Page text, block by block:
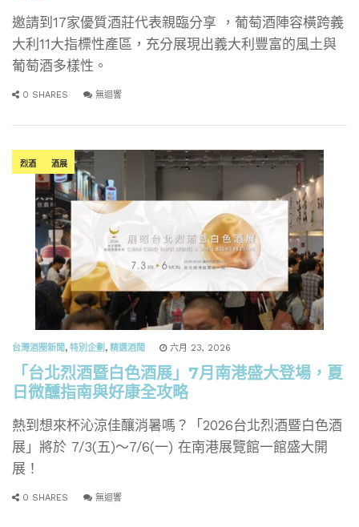
邀請到17家優質酒莊代表親臨分享 ，葡萄酒陣容橫跨義
大利11大指標性產區，充分展現出義大利豐富的風土與
葡萄酒多樣性。
0 SHARES 無迴響
烈酒 酒展
台灣酒圈新聞, 特別企劃 , 精選酒聞 六月 23, 2026
「台北烈酒暨白色酒展」7月南港盛大登場，夏
日微醺指南與好康全攻略
熱到想來杯沁涼佳釀消暑嗎？「2026台北烈酒暨白色酒
展」將於 7/3(五)～7/6(一) 在南港展覽館一館盛大開
展！
0 SHARES 無迴響